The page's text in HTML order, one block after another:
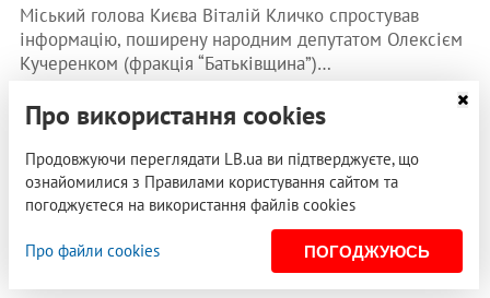
Міський голова Києва Віталій Кличко спростував
інформацію, поширену народним депутатом Олексієм
Кучеренком (фракція “Батьківщина”)…
19 січня, 16:42
14 російських військових отримали очні вироки
в судах України
14 російських військових отримали очні вироки за
вчинені в Україні воєнні злочини. Їх судили в
українських судах після того, як…
Про використання cookies
Продовжуючи переглядати LB.ua ви підтверджуєте, що
ознайомилися з Правилами користування сайтом та
погоджуєтеся на використання файлів cookies
Про файли cookies ПОГОДЖУЮСЬ